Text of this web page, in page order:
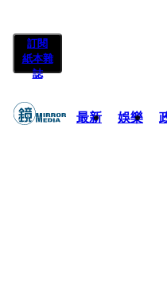
訂閱
紙本雜
誌
最新 娛樂